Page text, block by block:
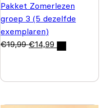
Pakket Zomerlezen
groep 3 (5 dezelfde
exemplaren)
€19,99 €14,99